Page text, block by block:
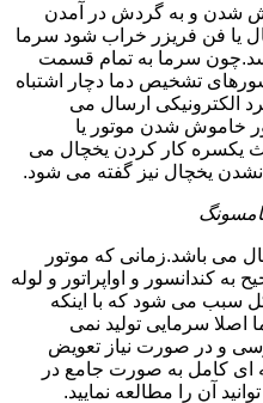
شدن و به گردش در آمدن
یا فن فریزر خراب شود سرما
سرما به تمام قسمت
تشخیص دما دچار اشتباه
الکترونیکی ارسال می
خاموش شدن موتور یا
یکسره کار کردن یخچال می
یخچال نیز گفته می شود.
می باشد.زمانی که موتور
کندانسور و اواپراتور و لوله
سبب می شود که با اینکه
سرمایی تولید نمی
و در صورت نیاز تعویض
ای کامل به صورت جامع در
آن را مطالعه نمایید.